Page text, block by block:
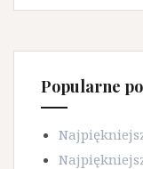
Popularne